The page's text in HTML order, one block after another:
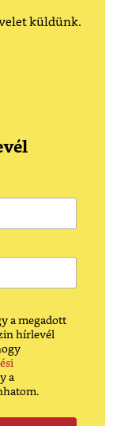
küldünk.
a megadott
hírlevél
a